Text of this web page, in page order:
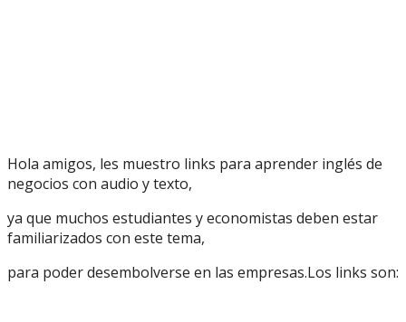
Hola amigos, les muestro links para aprender inglés de
negocios con audio y texto,
ya que muchos estudiantes y economistas deben estar
familiarizados con este tema,
para poder desembolverse en las empresas.Los links son: